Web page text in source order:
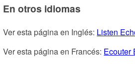
En otros idiomas
Ver esta página en Inglés: Listen
Ver esta página en Francés: Ecouter